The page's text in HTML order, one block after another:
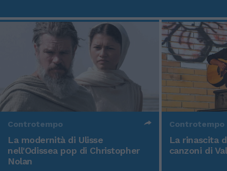
Controtempo
La modernità di Ulisse
nell'Odissea pop di Christopher
Nolan
Controtempo
La rinascita
canzoni di